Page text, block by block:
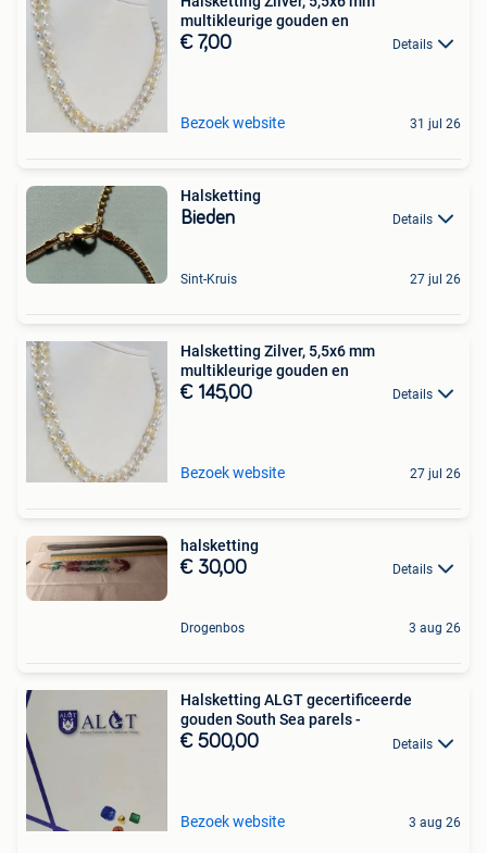
multikleurige gouden en
€ 7,00 Details
Bezoek website 31 jul 26
Halsketting
Bieden Details
Sint-Kruis 27 jul 26
Halsketting Zilver, 5,5x6 mm
multikleurige gouden en
€ 145,00 Details
Bezoek website 27 jul 26
halsketting
€ 30,00 Details
Drogenbos 3 aug 26
Halsketting ALGT gecertificeerde
gouden South Sea parels -
€ 500,00 Details
Bezoek website 3 aug 26